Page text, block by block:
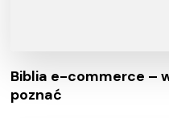
Biblia e-commerce –
poznać